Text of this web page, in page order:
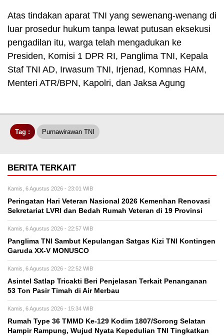
Atas tindakan aparat TNI yang sewenang-wenang di
luar prosedur hukum tanpa lewat putusan eksekusi
pengadilan itu, warga telah mengadukan ke
Presiden, Komisi 1 DPR RI, Panglima TNI, Kepala
Staf TNI AD, Irwasum TNI, Irjenad, Komnas HAM,
Menteri ATR/BPN, Kapolri, dan Jaksa Agung
Tag : Purnawirawan TNI
BERITA TERKAIT
Kamis, 6 Agustus 2026 - 23:01 WIB
Peringatan Hari Veteran Nasional 2026 Kemenhan Renovasi
Sekretariat LVRI dan Bedah Rumah Veteran di 19 Provinsi
Kamis, 6 Agustus 2026 - 22:57 WIB
Panglima TNI Sambut Kepulangan Satgas Kizi TNI Kontingen
Garuda XX-V MONUSCO
Kamis, 6 Agustus 2026 - 22:52 WIB
Asintel Satlap Tricakti Beri Penjelasan Terkait Penanganan
53 Ton Pasir Timah di Air Merbau
Kamis, 6 Agustus 2026 - 15:34 WIB
Rumah Type 36 TMMD Ke-129 Kodim 1807/Sorong Selatan
Hampir Rampung, Wujud Nyata Kepedulian TNI Tingkatkan